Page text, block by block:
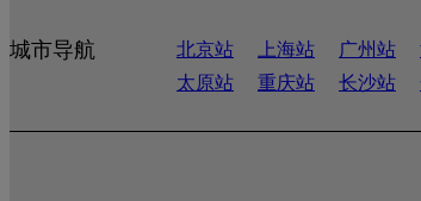
城市导航 北京站 上海站 广州站
太原站
重庆站 长沙站